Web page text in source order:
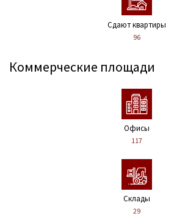
Сдают квартиры
96
Коммерческие площади
Офисы
117
Склады
29